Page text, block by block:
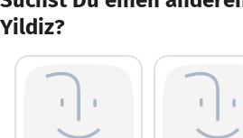
Yildiz?